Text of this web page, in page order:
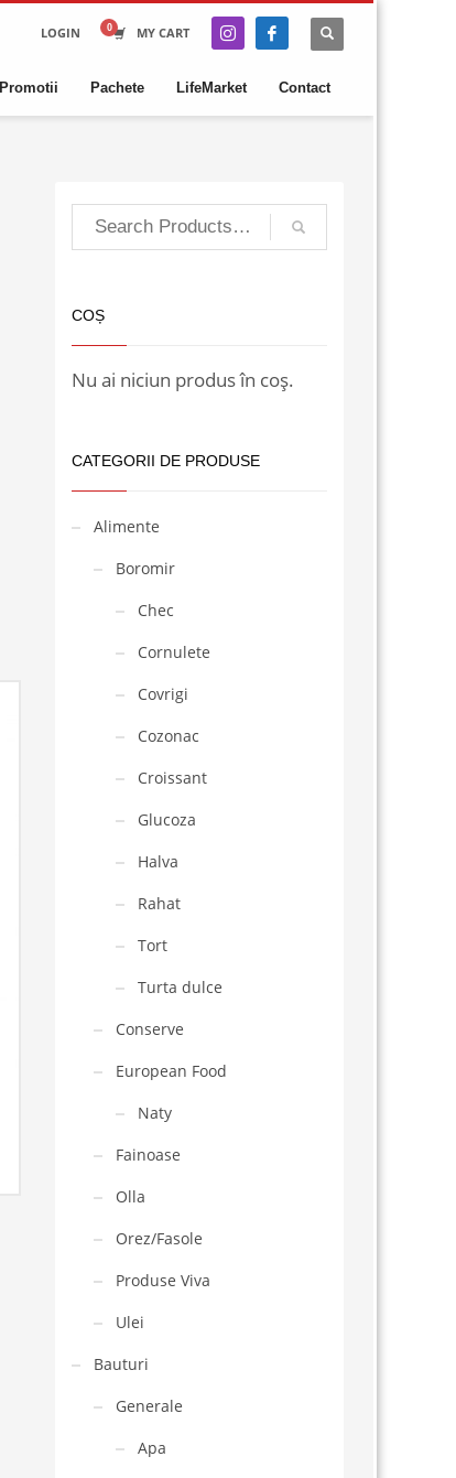
LOGIN MY CART
Promotii Pachete LifeMarket Contact
COȘ
Nu ai niciun produs în coș.
CATEGORII DE PRODUSE
Alimente
Boromir
Chec
Cornulete
Covrigi
Cozonac
Croissant
Glucoza
Halva
Rahat
Tort
Turta dulce
Conserve
European Food
Naty
Fainoase
Olla
Orez/Fasole
Produse Viva
Ulei
Bauturi
Generale
Apa